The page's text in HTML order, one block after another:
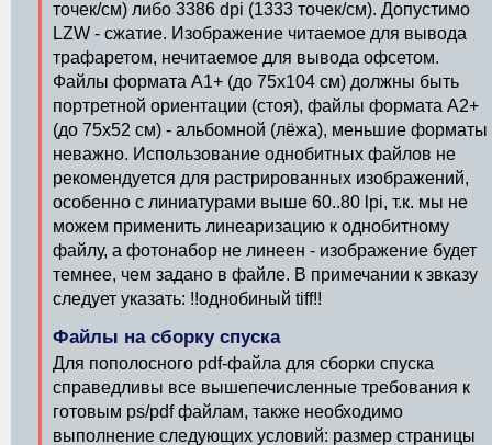
точек/см) либо 3386 dpi (1333 точек/см). Допустимо
LZW - сжатие. Изображение читаемое для вывода
трафаретом, нечитаемое для вывода офсетом.
Файлы формата А1+ (до 75х104 см) должны быть
портретной ориентации (стоя), файлы формата А2+
(до 75х52 см) - альбомной (лёжа), меньшие форматы
неважно. Использование однобитных файлов не
рекомендуется для растрированных изображений,
особенно с линиатурами выше 60..80 lpi, т.к. мы не
можем применить линеаризацию к однобитному
файлу, а фотонабор не линеен - изображение будет
темнее, чем задано в файле. В примечании к звказу
следует указать: !!однобиный tiff!!
Файлы на сборку спуска
Для пополосного pdf-файла для сборки спуска
справедливы все вышепечисленные требования к
готовым ps/pdf файлам, также необходимо
выполнение следующих условий: размер страницы